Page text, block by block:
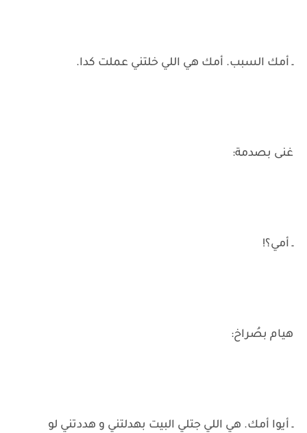
ـ أمك السبب. أمك هي اللي خلتني عملت كدا.
غنى بصدمة:
ـ أمي؟!
هيام بصُراخ:
ـ أيوا أمك. هي اللي جتلي البيت بهدلتني و هددتني لو